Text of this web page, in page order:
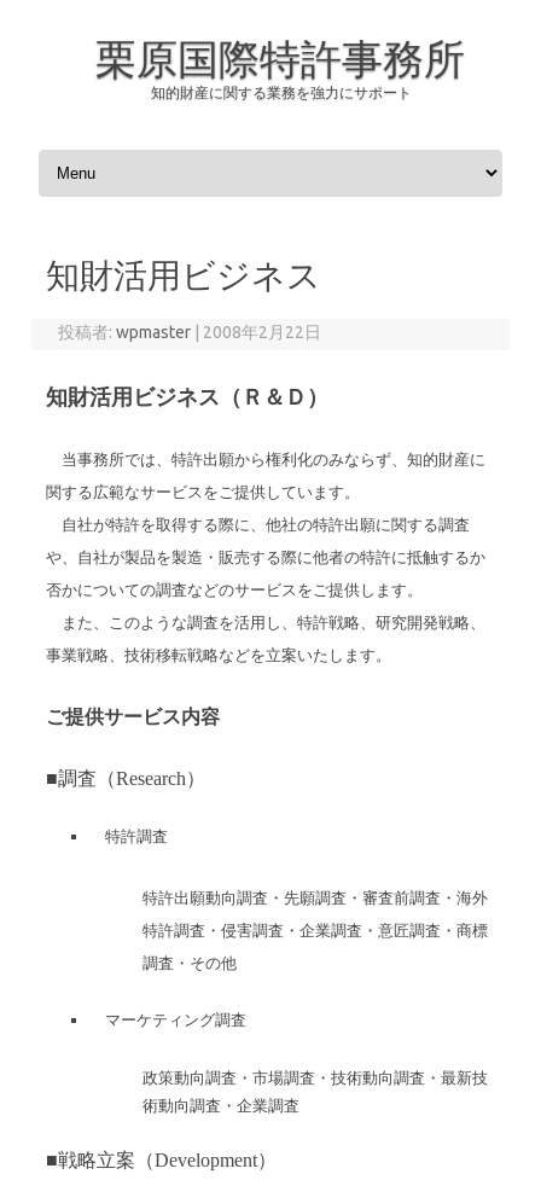
栗原国際特許事務所
知的財産に関する業務を強力にサポート
コンテンツへスキップ
知財活用ビジネス
投稿者:wpmaster 2008年2月22日
知財活用ビジネス（Ｒ＆Ｄ）
当事務所では、特許出願から権利化のみならず、知的財産に
関する広範なサービスをご提供しています。
自社が特許を取得する際に、他社の特許出願に関する調査
や、自社が製品を製造・販売する際に他者の特許に抵触するか
否かについての調査などのサービスをご提供します。
また、このような調査を活用し、特許戦略、研究開発戦略、
事業戦略、技術移転戦略などを立案いたします。
ご提供サービス内容
■調査（Research）
特許調査
特許出願動向調査・先願調査・審査前調査・海外
特許調査・侵害調査・企業調査・ 意匠調査・商標
調査・その他
マーケティング調査
政策動向調査・市場調査・技術動向調査・最新技
術動向調査・企業調査
■戦略立案（Development）